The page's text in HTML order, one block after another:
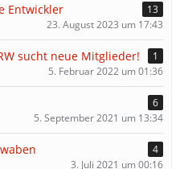
Entwickler
13
23. August 2023 um 17:43
sucht neue Mitglieder!
1
5. Februar 2022 um 01:36
6
5. September 2021 um 13:34
4
3. Juli 2021 um 00:16